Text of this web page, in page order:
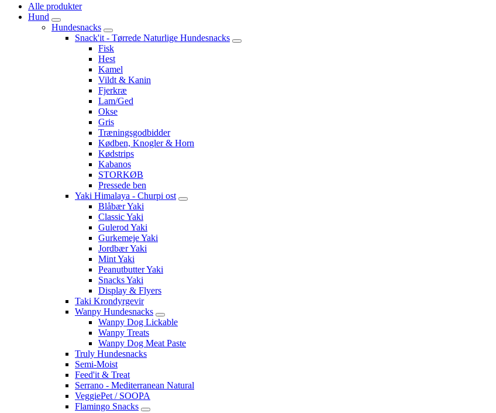
Alle produkter
Hund
Hundesnacks
Snack'it - Tørrede Naturlige Hundesnacks
Fisk
Hest
Kamel
Vildt & Kanin
Fjerkræ
Lam/Ged
Okse
Gris
Træningsgodbidder
Kødben, Knogler & Horn
Kødstrips
Kabanos
STORKØB
Pressede ben
Yaki Himalaya - Churpi ost
Blåbær Yaki
Classic Yaki
Gulerod Yaki
Gurkemeje Yaki
Jordbær Yaki
Mint Yaki
Peanutbutter Yaki
Snacks Yaki
Display & Flyers
Taki Krondyrgevir
Wanpy Hundesnacks
Wanpy Dog Lickable
Wanpy Treats
Wanpy Dog Meat Paste
Truly Hundesnacks
Semi-Moist
Feed'it & Treat
Serrano - Mediterranean Natural
VeggiePet / SOOPA
Flamingo Snacks